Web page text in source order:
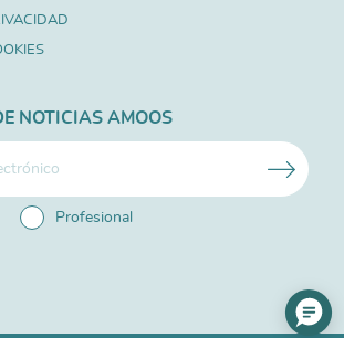
NOTICIAS AMOOS
Profesional